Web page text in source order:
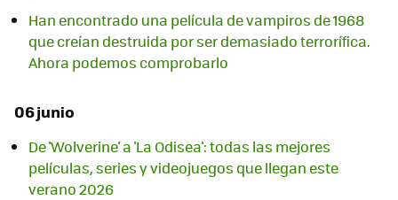
Han encontrado una película de vampiros de 1968
que creían destruida por ser demasiado terrorífica.
Ahora podemos comprobarlo
06 junio
De 'Wolverine' a 'La Odisea': todas las mejores
películas, series y videojuegos que llegan este
verano 2026